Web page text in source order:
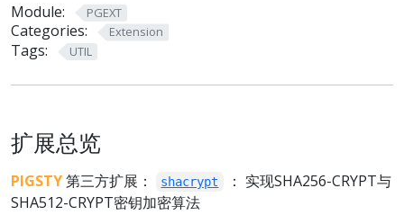
Module: PGEXT
Categories: Extension
Tags: UTIL
扩展总览
PIGSTY第三方扩展： shacrypt
： 实现SHA256-CRYPT与
SHA512-CRYPT密钥加密算法